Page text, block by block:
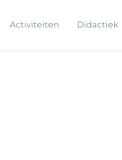
Activiteiten Didactiek
Activiteiten Didactiek